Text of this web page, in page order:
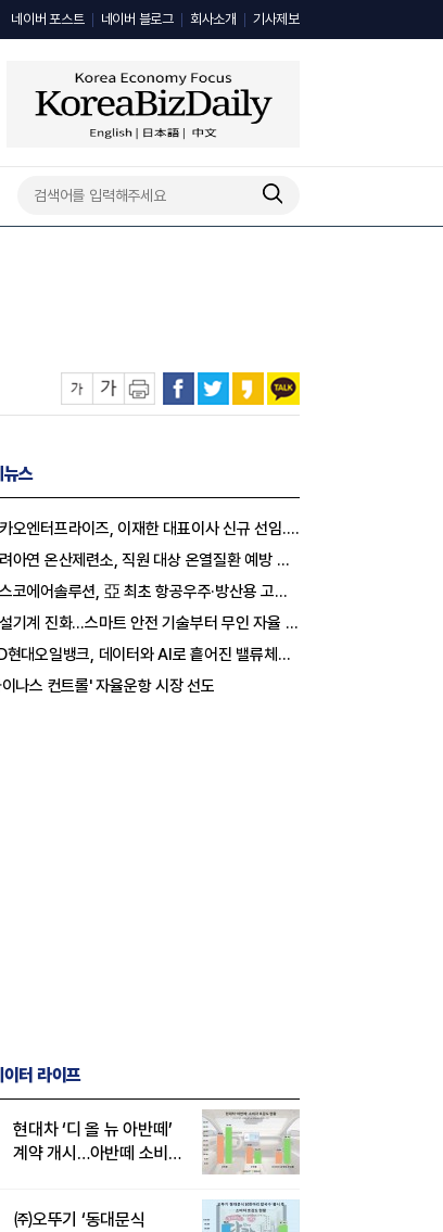
네이버 포스트 네이버 블로그 회사소개 기사제보
뉴스
오엔터프라이즈, 이재한 대표이사 신규 선임..."AI 전환 선도"
아연 온산제련소, 직원 대상 온열질환 예방 안전 실천 캠페인 실시
에어솔루션, 亞 최초 항공우주·방산용 고순도 가스 국제 인증 획득
기계 진화…스마트 안전 기술부터 무인 자율 굴착기까지
대오일뱅크, 데이터와 AI로 흩어진 밸류체인 연결
나스 컨트롤' 자율운항 시장 선도
이터 라이프
현대차 ‘디 올 뉴 아반떼’
계약 개시…아반떼 소비자
㈜오뚜기 ‘동대문식